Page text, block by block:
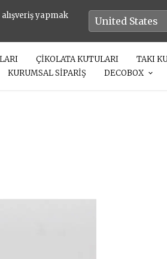
yapmak
ÇİKOLATA KUTULARI TAKI
KURUMSAL SİPARİŞ
DECOBOX